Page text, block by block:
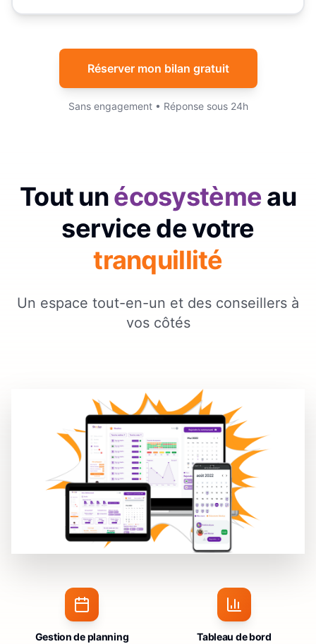
Réserver mon bilan gratuit
Sans engagement • Réponse sous 24h
Tout unécosystèmeau
service de votre
tranquillité
Un espace tout-en-un et des conseillers à
vos côtés
Gestion de planning Tableau de bord